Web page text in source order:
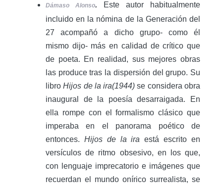
Dámaso Alonso.
Este autor habitualmente
incluido en la nómina de la Generación del
27 acompañó a dicho grupo- como él
mismo dijo- más en calidad de crítico que
de poeta. En realidad, sus mejores obras
las produce tras la dispersión del grupo. Su
libroHijos de la ira(1944)se considera obra
inaugural de la poesía desarraigada. En
ella rompe con el formalismo clásico que
imperaba en el panorama poético de
entonces. Hijos de la ira está escrito en
versículos de ritmo obsesivo, en los que,
con lenguaje imprecatorio e imágenes que
recuerdan el mundo onírico surrealista, se